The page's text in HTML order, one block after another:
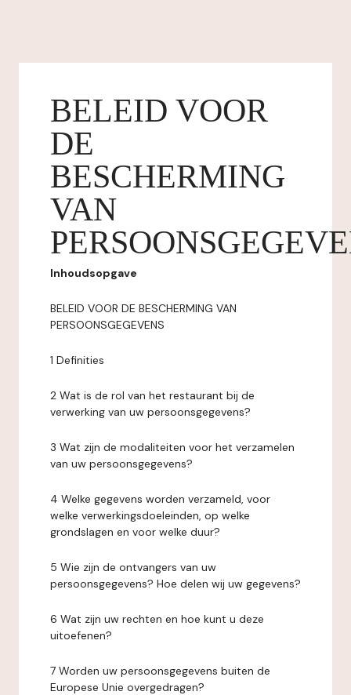
BELEID VOOR
DE
BESCHERMING
VAN
Inhoudsopgave
BELEID VOOR DE BESCHERMING VAN
PERSOONSGEGEVENS
1 Definities
2 Wat is de rol van het restaurant bij de
verwerking van uw persoonsgegevens?
3 Wat zijn de modaliteiten voor het verzamelen
van uw persoonsgegevens?
4 Welke gegevens worden verzameld, voor
welke verwerkingsdoeleinden, op welke
grondslagen en voor welke duur?
5 Wie zijn de ontvangers van uw
persoonsgegevens? Hoe delen wij uw gegevens?
6 Wat zijn uw rechten en hoe kunt u deze
uitoefenen?
7 Worden uw persoonsgegevens buiten de
Europese Unie overgedragen?